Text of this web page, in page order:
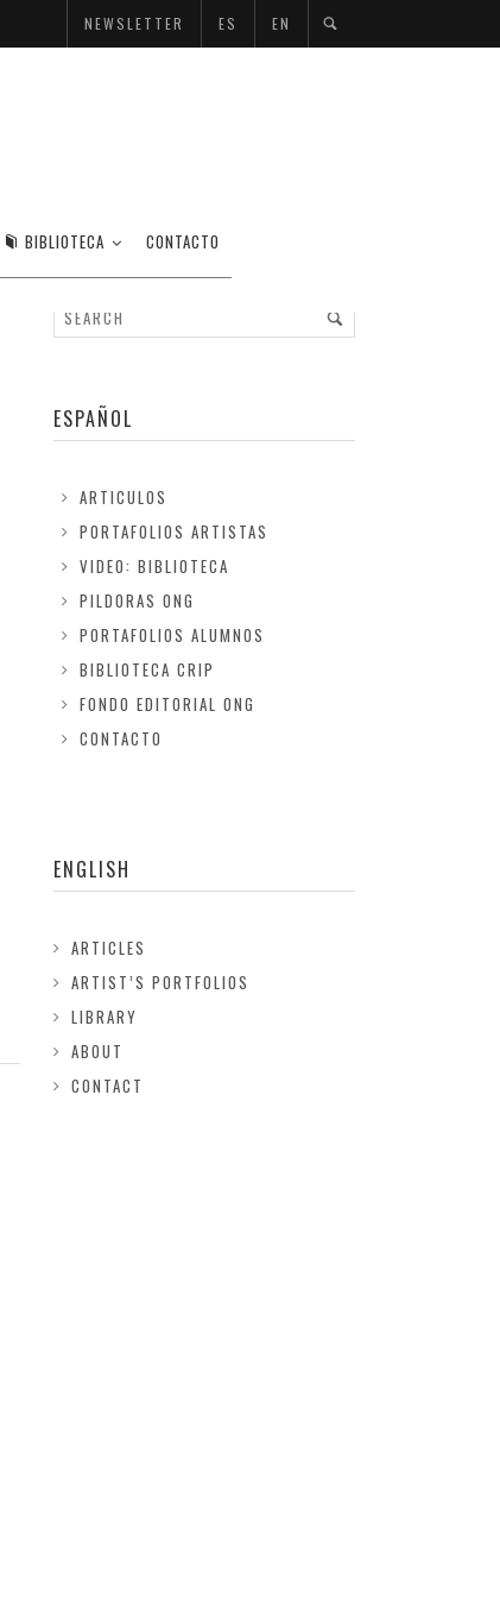
NEWSLETTER ES EN
BIBLIOTECA CONTACTO
ESPAÑOL
ARTICULOS
PORTAFOLIOS ARTISTAS
VIDEO: BIBLIOTECA
PILDORAS ONG
PORTAFOLIOS ALUMNOS
BIBLIOTECA CRIP
FONDO EDITORIAL ONG
CONTACTO
ENGLISH
ARTICLES
ARTIST’S PORTFOLIOS
LIBRARY
ABOUT
CONTACT